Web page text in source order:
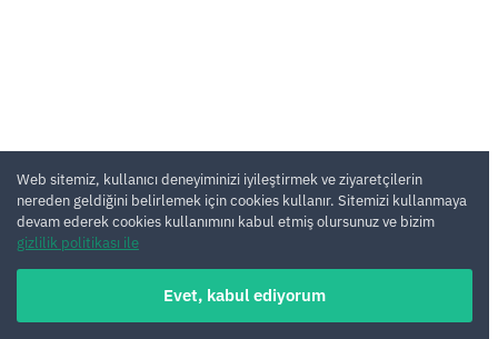
Web sitemiz, kullanıcı deneyiminizi iyileştirmek ve ziyaretçilerin
nereden geldiğini belirlemek için cookies kullanır. Sitemizi kullanmaya
devam ederek cookies kullanımını kabul etmiş olursunuz ve bizim
gizlilik politikası ile
Evet, kabul ediyorum